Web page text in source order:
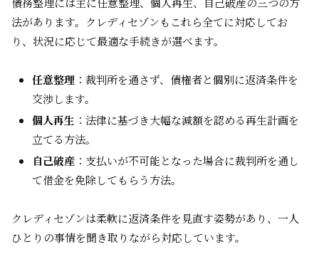
法があります。クレディセゾンもこれら全てに対応してお
り、状況に応じて最適な手続きが選べます。
任意整理 ：裁判所を通さず、債権者と個別に返済条件を
交渉します。
個人再生 ：法律に基づき大幅な減額を認める再生計画を
立てる方法。
自己破産 ：支払いが不可能となった場合に裁判所を通し
て借金を免除してもらう方法。
クレディセゾンは柔軟に返済条件を見直す姿勢があり、一人
ひとりの事情を聞き取りながら対応しています。